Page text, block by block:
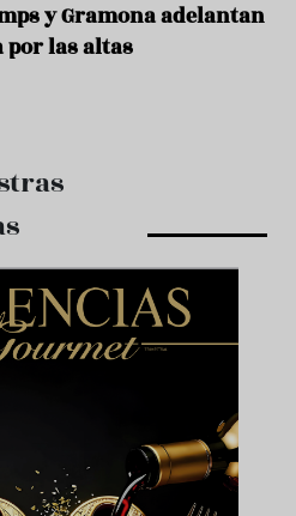
y Gramona adelantan
las altas